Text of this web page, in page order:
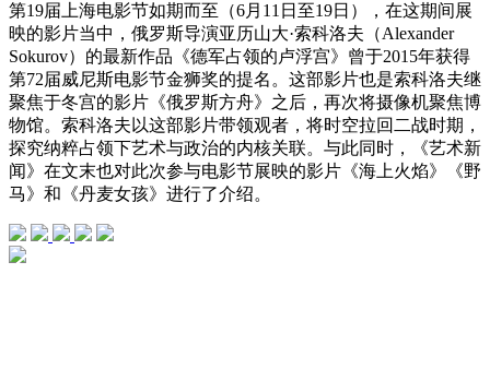
第19届上海电影节如期而至（6月11日至19日），在这期间展
映的影片当中，俄罗斯导演亚历山大·索科洛夫（Alexander
Sokurov）的最新作品《德军占领的卢浮宫》曾于2015年获得
第72届威尼斯电影节金狮奖的提名。这部影片也是索科洛夫继
聚焦于冬宫的影片《俄罗斯方舟》之后，再次将摄像机聚焦博
物馆。索科洛夫以这部影片带领观者，将时空拉回二战时期，
探究纳粹占领下艺术与政治的内核关联。与此同时，《艺术新
闻》在文末也对此次参与电影节展映的影片《海上火焰》《野
马》和《丹麦女孩》进行了介绍。